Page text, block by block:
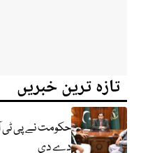
تازہ ترین خبریں
حکومت نے پی ٹی
دے دی